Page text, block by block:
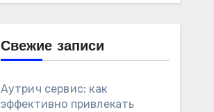
Свежие записи
Аутрич сервис: как
эффективно привлекать